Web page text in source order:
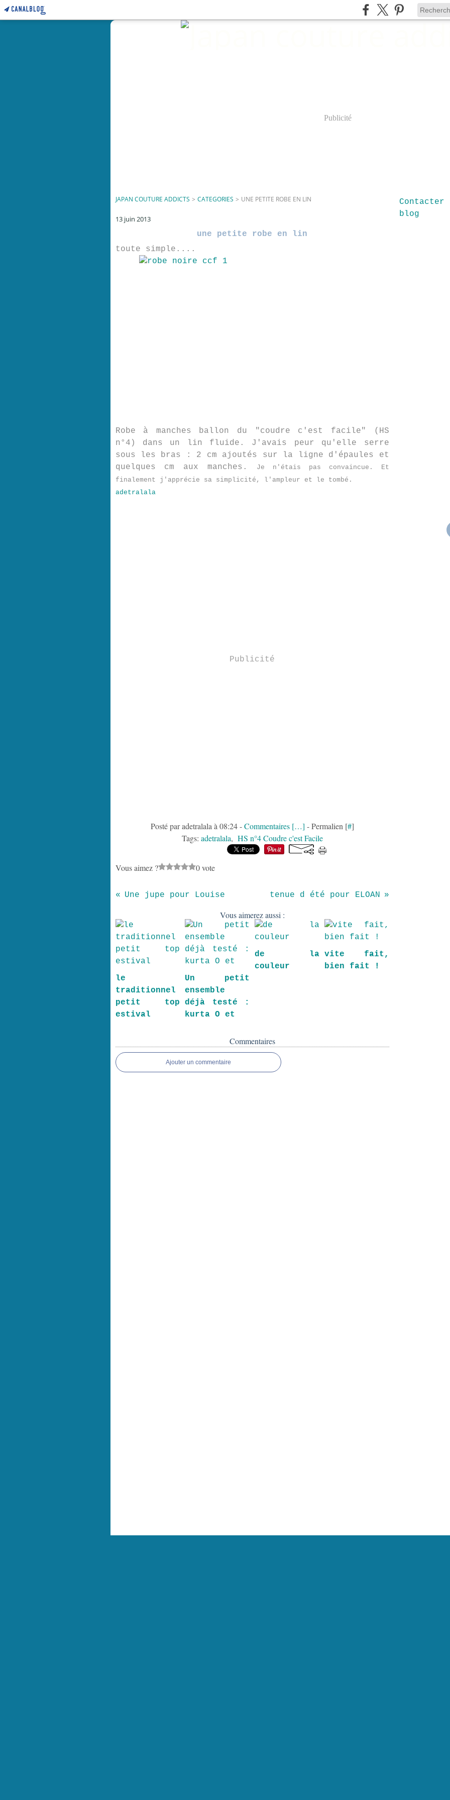
Publicité
JAPAN COUTURE ADDICTS > CATEGORIES > UNE PETITE ROBE EN LIN
13 juin 2013
une petite robe en lin
toute simple....
Robe à manches ballon du "coudre c'est facile" (HS
n°4) dans un lin fluide. J'avais peur qu'elle serre
sous les bras : 2 cm ajoutés sur la ligne d'épaules et
quelques cm aux manches.
Je n'étais pas convaincue. Et
finalement j'apprécie sa simplicité, l'ampleur et le tombé.
adetralala
Publicité
Posté par adetralala à 08:24 -Commentaires […] - Permalien [#]
Tags: adetralala, HS n°4 Coudre c'est Facile
Vous aimez ? 0 vote
Une jupe pour Louise tenue d été pour ELOAN
Vous aimerez aussi :
le
traditionnel
petit top
estival
Un petit
ensemble
déjà testé :
kurta O et
de la
couleur
vite fait,
bien fait !
Commentaires
Ajouter un commentaire
blog